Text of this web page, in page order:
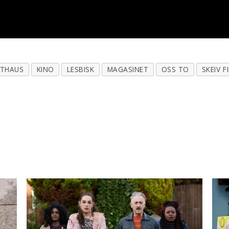
KINO LESBISK MAGASINET OSS TO SKEIV